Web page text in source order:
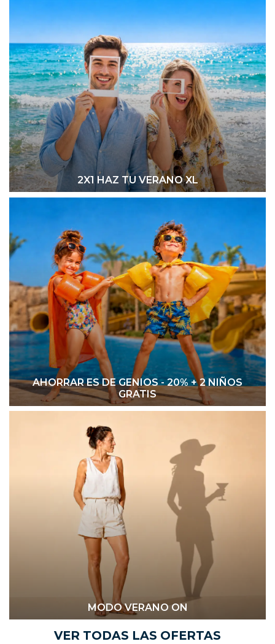
2X1 HAZ TU VERANO XL
AHORRAR ES DE GENIOS - 20% + 2 NIÑOS
GRATIS
MODO VERANO ON
VER TODAS LAS OFERTAS